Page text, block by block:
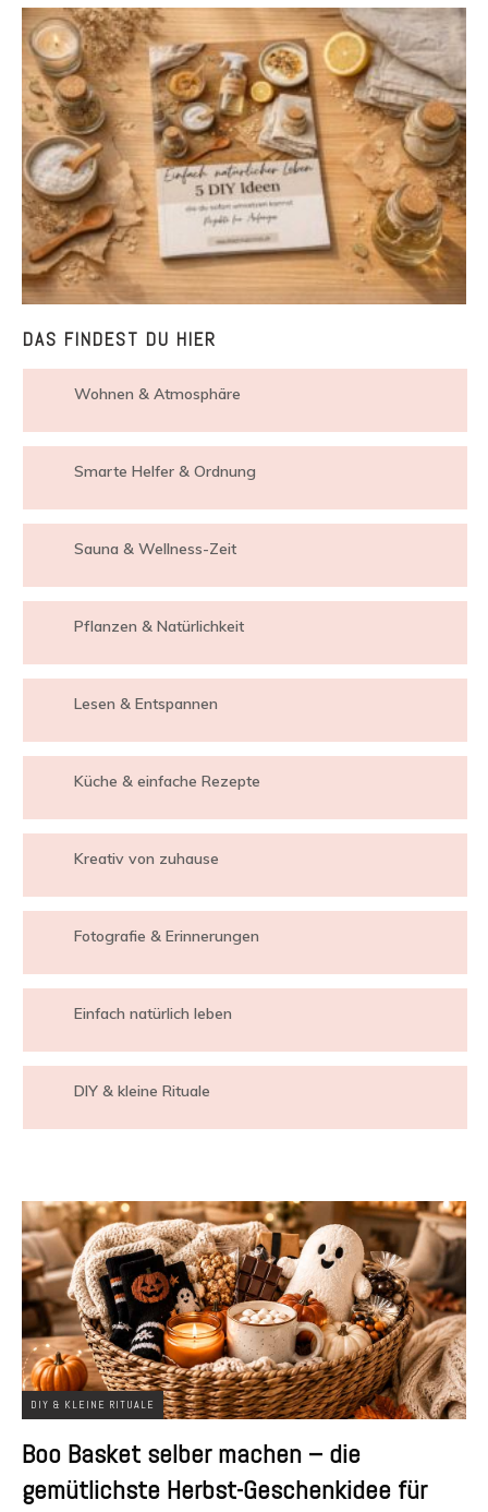
DIY & KLEINE RITUALE
Boo Basket selber machen – die
gemütlichste Herbst-Geschenkidee für
DAS FINDEST DU HIER
Wohnen & Atmosphäre
Smarte Helfer & Ordnung
Sauna & Wellness-Zeit
Pflanzen & Natürlichkeit
Lesen & Entspannen
Küche & einfache Rezepte
Kreativ von zuhause
Fotografie & Erinnerungen
Einfach natürlich leben
DIY & kleine Rituale